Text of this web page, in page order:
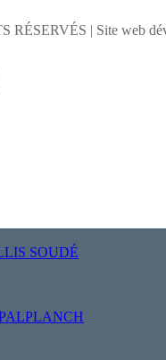
RÉSERVÉS | Site web
SOUDÉ